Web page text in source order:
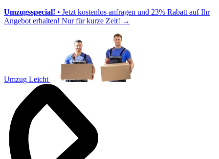
Umzugsspecial! • Jetzt kostenlos anfragen und 23% Rabatt auf Ihr
Angebot erhalten! Nur für kurze Zeit! →
Umzug Leicht